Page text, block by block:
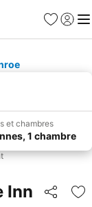
Favoris
Se
et chambres
1 chambre
Inn Partager